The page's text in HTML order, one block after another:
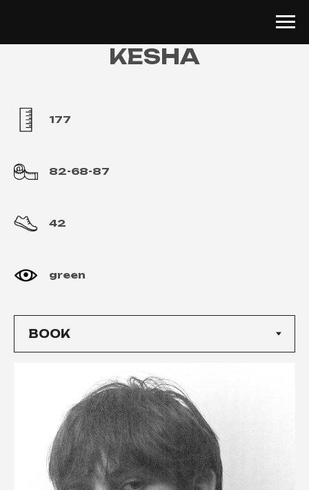
KESHA
177
82-68-87
42
green